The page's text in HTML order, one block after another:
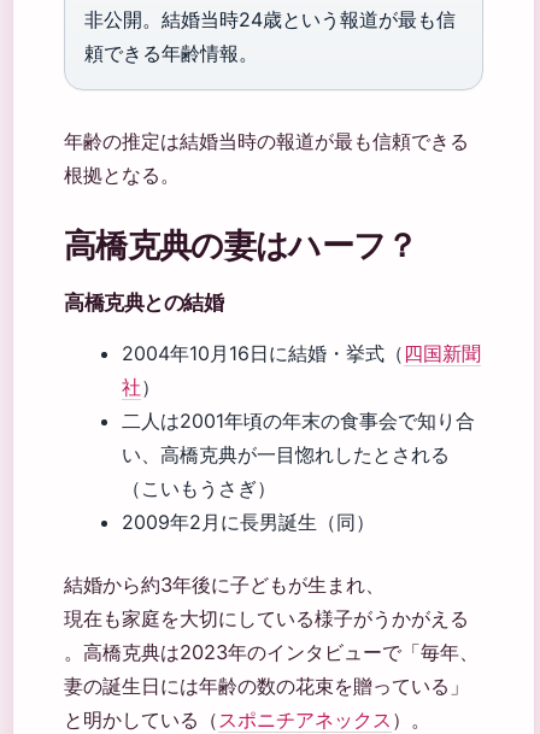
非公開。結婚当時24歳という報道が最も信
頼できる年齢情報。
年齢の推定は結婚当時の報道が最も信頼できる
根拠となる。
高橋克典の妻はハーフ？
高橋克典との結婚
2004年10月16日に結婚・挙式（ 四国新聞
社）
二人は2001年頃の年末の食事会で知り合
い、高橋克典が一目惚れしたとされる
（こいもうさぎ）
2009年2月に長男誕生（同）
結婚から約3年後に子どもが生まれ、
現在も家庭を大切にしている様子がうかがえる
。高橋克典は2023年のインタビューで「毎年、
妻の誕生日には年齢の数の花束を贈っている」
と明かしている（スポニチアネックス ）。